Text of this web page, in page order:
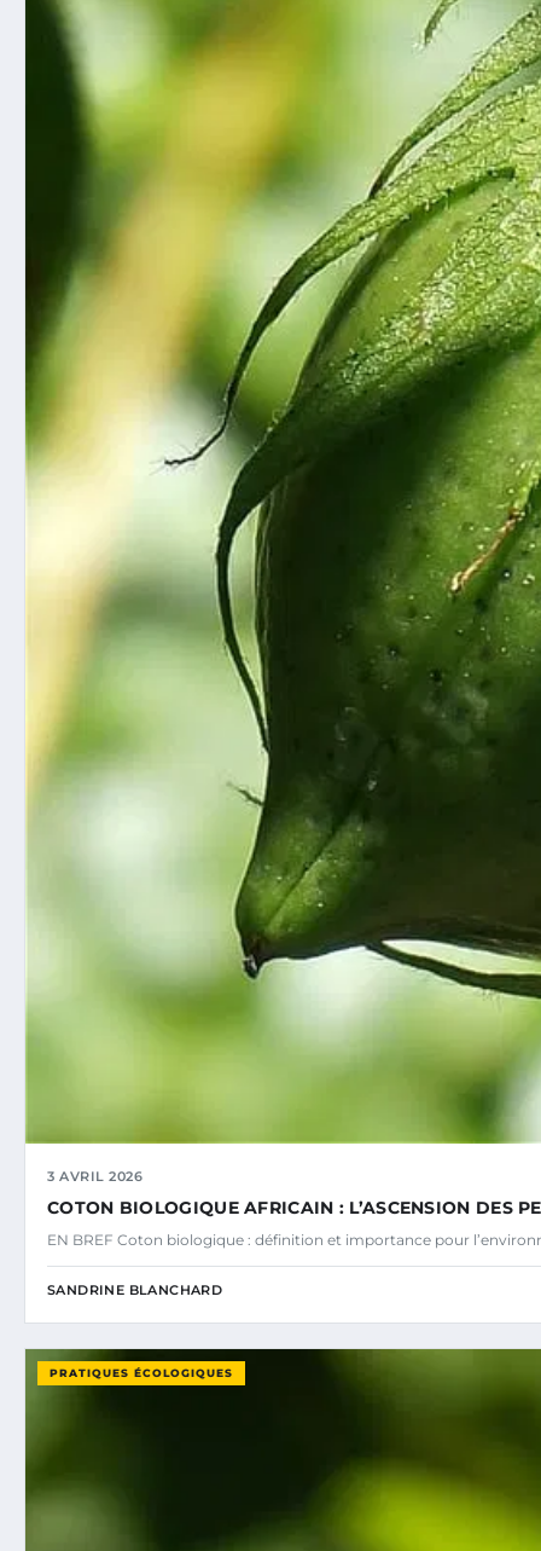
3 AVRIL 2026
COTON BIOLOGIQUE AFRICAIN : L’ASCENSION DES
EN BREF Coton biologique : définition et importance pour
SANDRINE BLANCHARD
PRATIQUES ÉCOLOGIQUES